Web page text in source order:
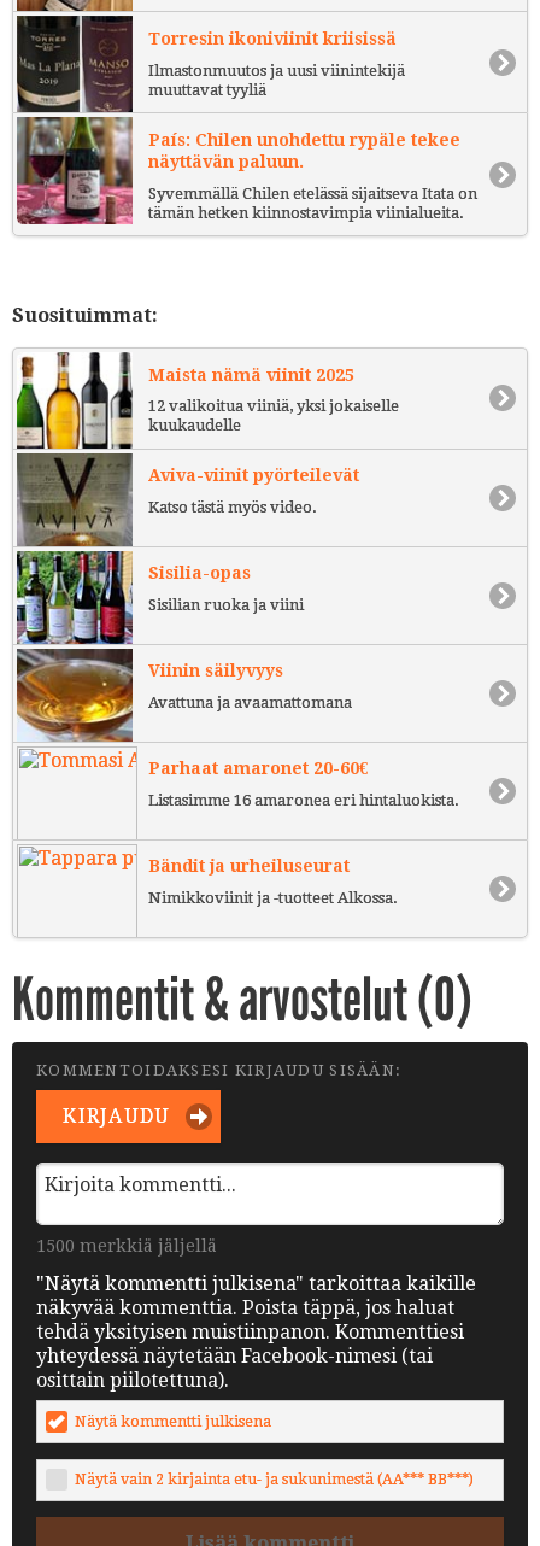
Torresin ikoniviinit kriisissä
Ilmastonmuutos ja uusi viinintekijä
muuttavat tyyliä
País: Chilen unohdettu rypäle tekee
näyttävän paluun.
Syvemmällä Chilen etelässä sijaitseva Itata on
tämän hetken kiinnostavimpia viinialueita.
Suosituimmat:
Maista nämä viinit 2025
12 valikoitua viiniä, yksi jokaiselle
kuukaudelle
Aviva-viinit pyörteilevät
Katso tästä myös video.
Sisilia-opas
Sisilian ruoka ja viini
Viinin säilyvyys
Avattuna ja avaamattomana
Parhaat amaronet 20-60€
Listasimme 16 amaronea eri hintaluokista.
Bändit ja urheiluseurat
Nimikkoviinit ja -tuotteet Alkossa.
Kommentit & arvostelut (0)
KOMMENTOIDAKSESI KIRJAUDU SISÄÄN:
KIRJAUDU
1500 merkkiä jäljellä
"Näytä kommentti julkisena" tarkoittaa kaikille
näkyvää kommenttia. Poista täppä, jos haluat
tehdä yksityisen muistiinpanon. Kommenttiesi
yhteydessä näytetään Facebook-nimesi (tai
osittain piilotettuna).
Näytä kommentti julkisena
Näytä vain 2 kirjainta etu- ja sukunimestä (AA*** BB***)